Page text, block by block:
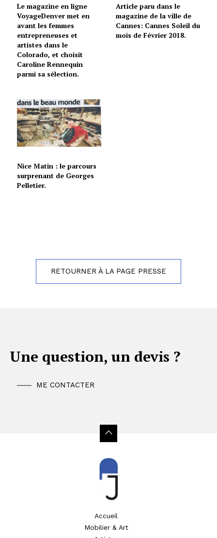
Le magazine en ligne
VoyageDenver met en
avant les femmes
entrepreneuses et
artistes dans le
Colorado, et choisit
Caroline Rennequin
parmi sa sélection.
Article paru dans le
magazine de la ville de
Cannes: Cannes Soleil du
mois de Février 2018.
Nice Matin : le parcours
surprenant de Georges
Pelletier.
RETOURNER À LA PAGE PRESSE
Une question, un devis ?
ME CONTACTER
Accueil
Mobilier & Art